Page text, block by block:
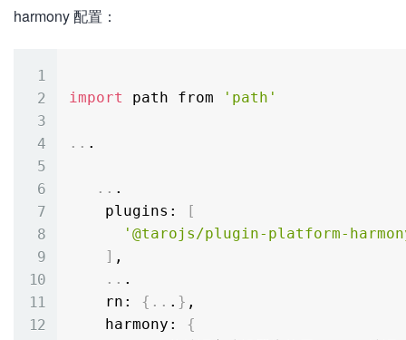
harmony 配置：
import path from 'path'
.. .
.. .
    plugins:
[
'@tarojs/plugin-platform-
] ,
.. .
    rn:
{ .. . } ,
    harmony:
{